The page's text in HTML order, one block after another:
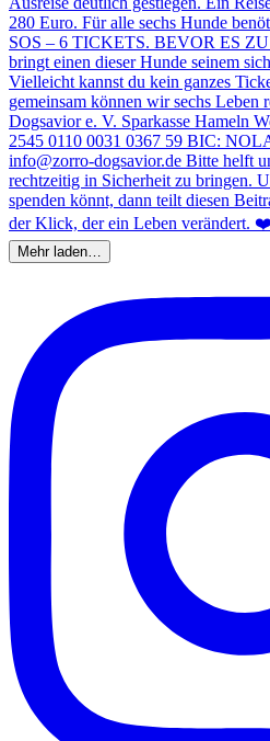
Mehr laden…